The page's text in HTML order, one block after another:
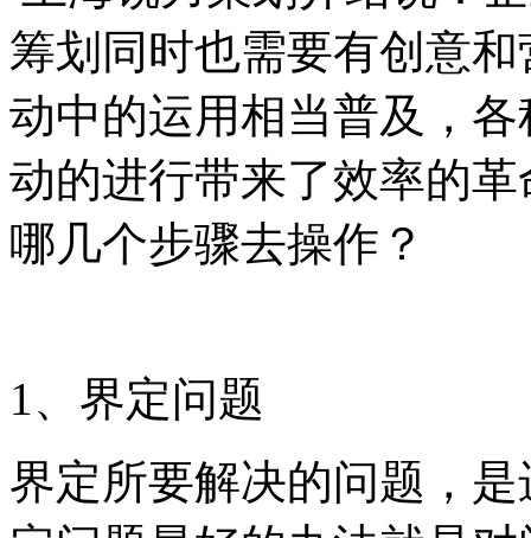
筹划同时也需要有创意
动中的运用相当普及，
动的进行带来了效率的
哪几个步骤去操作？
1、界定问题
界定所要解决的问题，